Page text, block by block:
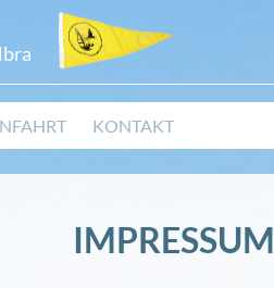
KONTAKT
IMPRESSUM